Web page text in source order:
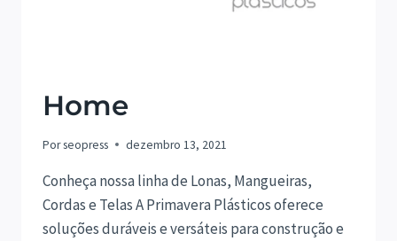
Home
Porseopress dezembro 13, 2021
Conheça nossa linha de Lonas, Mangueiras,
Cordas e Telas A Primavera Plásticos oferece
soluções duráveis e versáteis para construção e